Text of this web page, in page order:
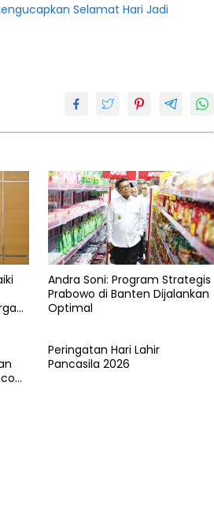
Selamat Hari Jadi
Andra Soni: Program Strategis
Prabowo di Banten Dijalankan
Optimal
Peringatan Hari Lahir
Pancasila 2026